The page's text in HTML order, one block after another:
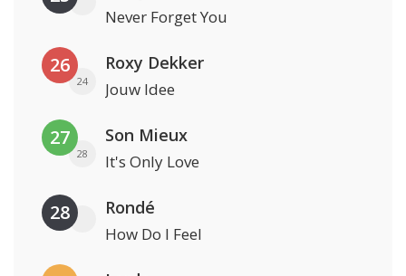
Never Forget You
26
24
Roxy Dekker
Jouw Idee
27
28
Son Mieux
It's Only Love
28 Rondé
How Do I Feel